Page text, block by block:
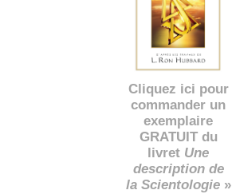
Cliquez ici pour
commander un
exemplaire
GRATUIT du
livret Une
description de
la Scientologie»